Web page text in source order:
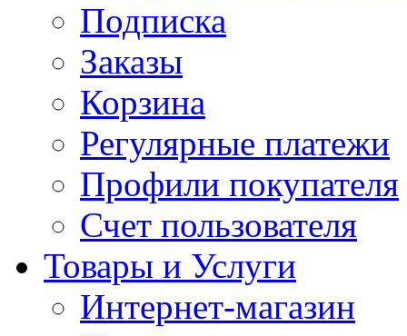
Подписка
Заказы
Корзина
Регулярные платежи
Профили покупателя
Счет пользователя
Товары и Услуги
Интернет-магазин